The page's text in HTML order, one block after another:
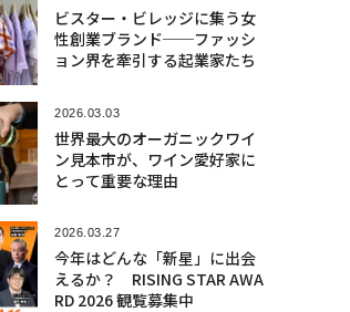
ビスター・ビレッジに集う女
性創業ブランド──ファッシ
ョン界を牽引する起業家たち
2026.03.03
世界最大のオーガニックワイ
ン見本市が、ワイン愛好家に
とって重要な理由
2026.03.27
今年はどんな「新星」に出会
えるか？ RISING STAR AWA
RD 2026 観覧募集中